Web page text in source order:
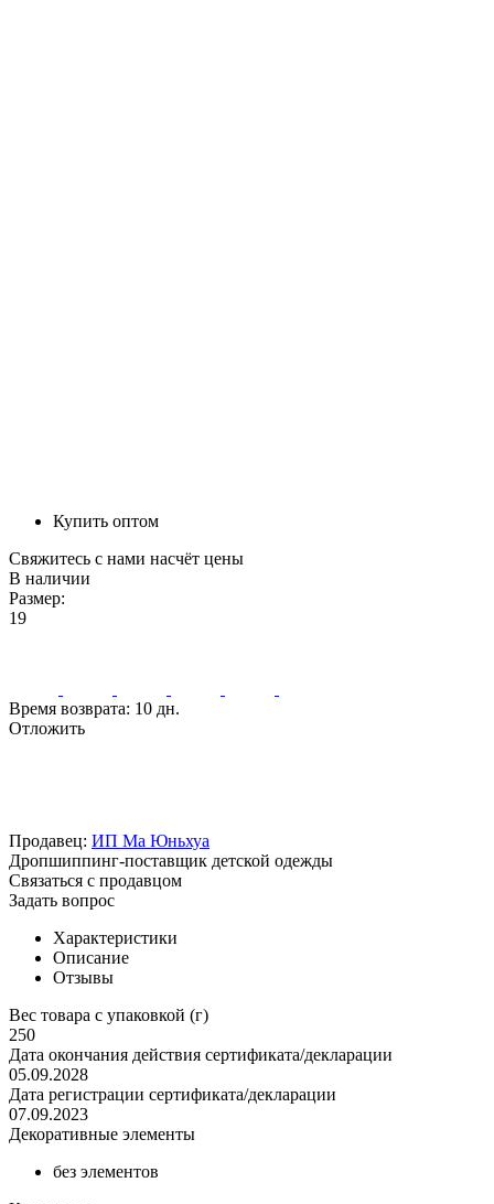
Купить оптом
Свяжитесь с нами насчёт цены
В наличии
Размер:
19
Время возврата: 10 дн.
Отложить
Продавец: ИП Ма Юньхуа
Дропшиппинг-поставщик детской одежды
Связаться с продавцом
Задать вопрос
Характеристики
Описание
Отзывы
Вес товара с упаковкой (г)
250
Дата окончания действия сертификата/декларации
05.09.2028
Дата регистрации сертификата/декларации
07.09.2023
Декоративные элементы
без элементов